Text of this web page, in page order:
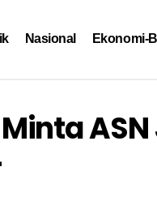
Nasional Ekonomi-